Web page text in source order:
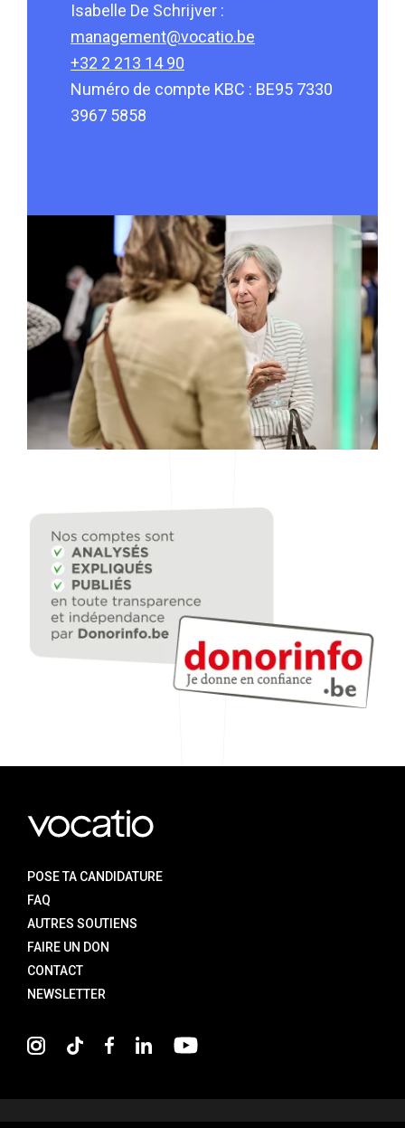
Isabelle De Schrijver :
management@vocatio.be
+32 2 213 14 90
Numéro de compte KBC : BE95 7330
3967 5858
POSE TA CANDIDATURE
FAQ
AUTRES SOUTIENS
FAIRE UN DON
CONTACT
NEWSLETTER